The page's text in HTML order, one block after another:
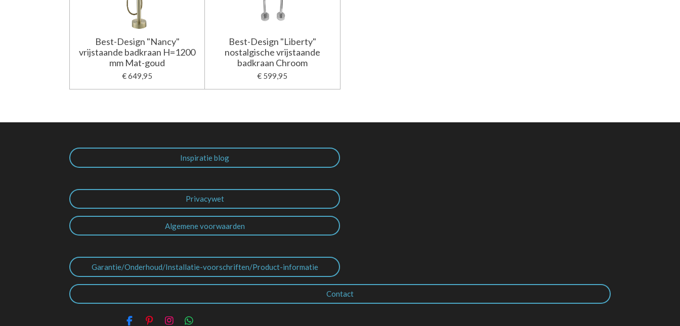
Best-Design "Nancy"
vrijstaande badkraan H=1200
mm Mat-goud
€ 649,95
Best-Design "Liberty"
nostalgische vrijstaande
badkraan Chroom
€ 599,95
Inspiratie blog
Privacywet
Algemene voorwaarden
Garantie/Onderhoud/Installatie-voorschriften/Product-informatie
Contact